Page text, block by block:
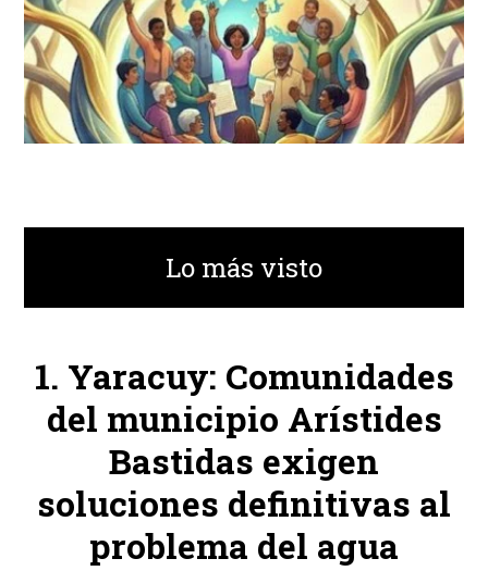
Lo más visto
Yaracuy: Comunidades
del municipio Arístides
Bastidas exigen
soluciones definitivas al
problema del agua